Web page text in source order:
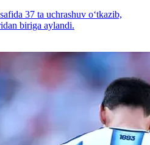
37 ta uchrashuv o‘tkazib,
biriga aylandi.